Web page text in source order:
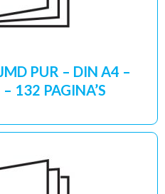
PUR – DIN A4 –
132 PAGINA’S